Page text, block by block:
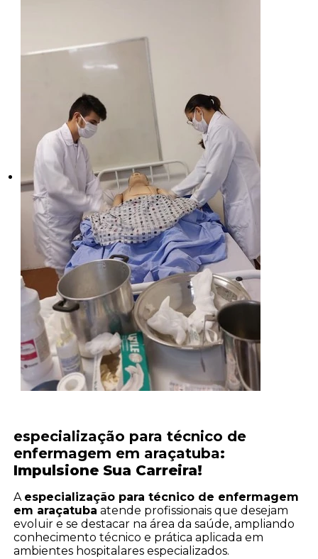
especialização para técnico de
enfermagem em araçatuba:
Impulsione Sua Carreira!
A especialização para técnico de enfermagem
em araçatuba atende profissionais que desejam
evoluir e se destacar na área da saúde, ampliando
conhecimento técnico e prática aplicada em
ambientes hospitalares especializados.